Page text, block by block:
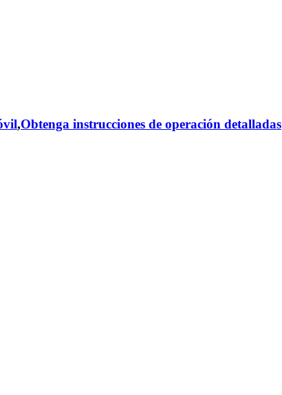
,Obtenga instrucciones de operación detalladas